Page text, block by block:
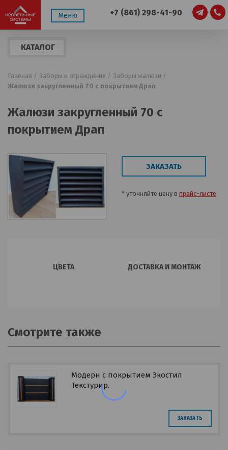
Меню +7 (861) 298-41-90
КАТАЛОГ
Главная / Заборы и ограждения / Заборы жалюзи /
Жалюзи закругленный 70 с покрытием Драп
Жалюзи закругленный 70 с
покрытием Драп
ЗАКАЗАТЬ
* уточняйте цену в прайс-листе
ЦВЕТА ДОСТАВКА И МОНТАЖ
Смотрите также
Модерн с покрытием Экостил
Текстурир.
ЗАКАЗАТЬ